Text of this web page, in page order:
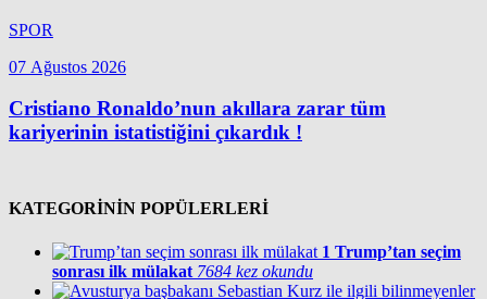
SPOR
07 Ağustos 2026
Cristiano Ronaldo’nun akıllara zarar tüm
kariyerinin istatistiğini çıkardık !
KATEGORİNİN POPÜLERLERİ
1 Trump’tan seçim
sonrası ilk mülakat 7684 kez okundu